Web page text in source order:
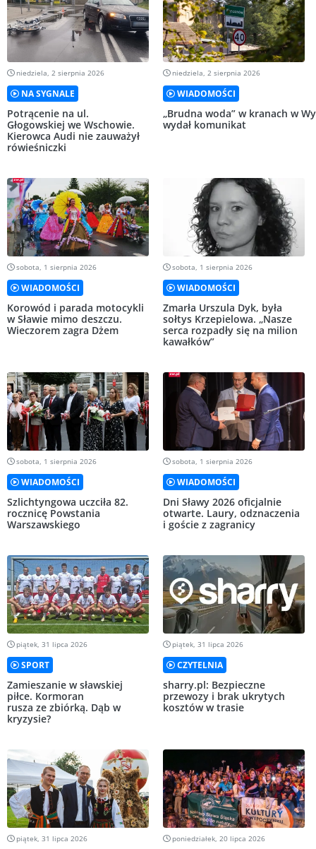
niedziela, 2 sierpnia 2026
NA SYGNALE
Potrącenie na ul.
Głogowskiej we Wschowie.
Kierowca Audi nie zauważył
rówieśniczki
niedziela, 2 sierpnia 2026
WIADOMOŚCI
„Brudna woda” w kranach w
wydał komunikat
sobota, 1 sierpnia 2026
WIADOMOŚCI
Korowód i parada motocykli
w Sławie mimo deszczu.
Wieczorem zagra Dżem
sobota, 1 sierpnia 2026
WIADOMOŚCI
Zmarła Urszula Dyk, była
sołtys Krzepielowa. „Nasze
serca rozpadły się na milion
kawałków”
sobota, 1 sierpnia 2026
WIADOMOŚCI
Szlichtyngowa uczciła 82.
rocznicę Powstania
Warszawskiego
sobota, 1 sierpnia 2026
WIADOMOŚCI
Dni Sławy 2026 oficjalnie
otwarte. Laury, odznaczenia
i goście z zagranicy
piątek, 31 lipca 2026
SPORT
Zamieszanie w sławskiej
piłce. Kormoran
rusza ze zbiórką. Dąb w
kryzysie?
piątek, 31 lipca 2026
CZYTELNIA
sharry.pl: Bezpieczne
przewozy i brak ukrytych
kosztów w trasie
piątek, 31 lipca 2026 poniedziałek, 20 lipca 2026